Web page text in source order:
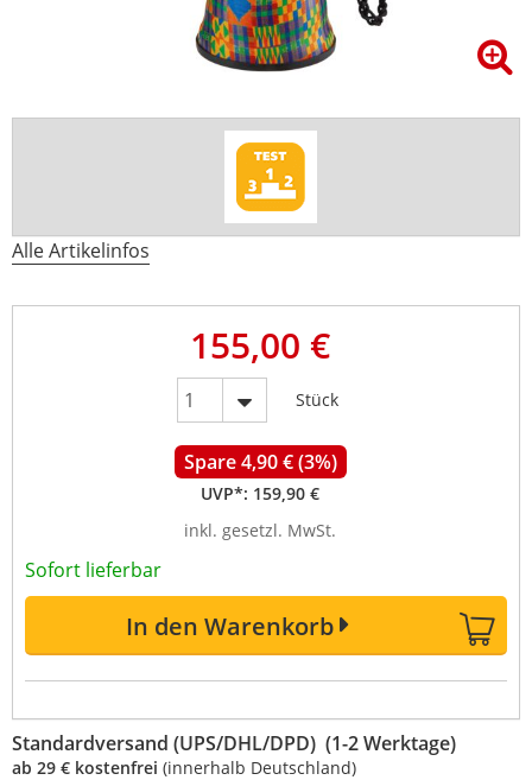
Alle Artikelinfos
155,00 €
Stück
Spare 4,90 € (3%)
UVP*: 159,90 €
inkl. gesetzl. MwSt.
Sofort lieferbar
In den Warenkorb
Standardversand (UPS/DHL/DPD) (1-2 Werktage)
ab 29 € kostenfrei (innerhalb Deutschland)